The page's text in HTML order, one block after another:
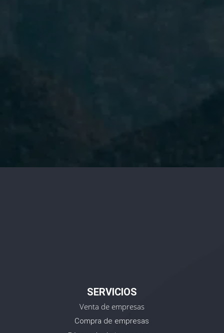
SERVICIOS
Venta de empresas
Compra de empresas